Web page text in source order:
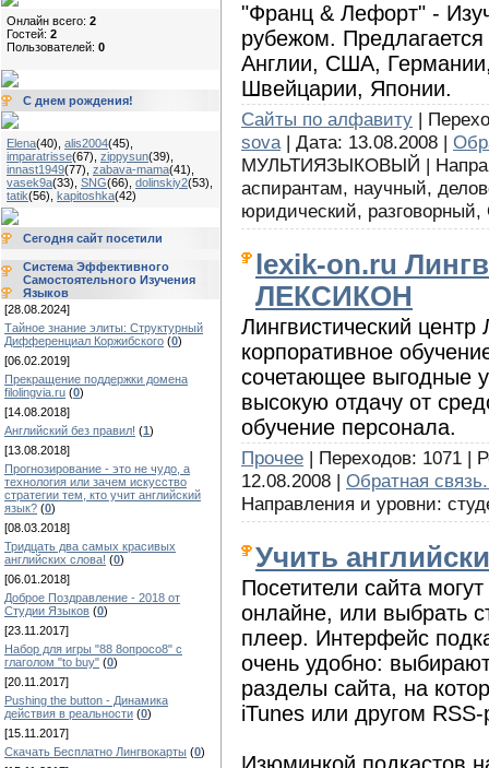
Онлайн всего: 2
Гостей: 2
Пользователей: 0
С днем рождения!
Elena(40) alis2004(45)
imparatrisse(67) zippysun(39)
innast1949(77) zabava-mama(41)
vasek9a(33) SNG(66) dolinskiy2(53)
tatik(56) kapitoshka(42)
Сегодня сайт посетили
Система Эффективного
Самостоятельного Изучения
Языков
[28.08.2024]
Тайное знание элиты: Структурный
Дифференциал Коржибского (0)
[06.02.2019]
Прекращение поддержки домена
filolingvia.ru (0)
[14.08.2018]
Английский без правил! (1)
[13.08.2018]
Прогнозирование - это не чудо, а
технология или зачем искусство
стратегии тем, кто учит английский
язык? (0)
[08.03.2018]
Тридцать два самых красивых
английских слова! (0)
[06.01.2018]
Доброе Поздравление - 2018 от
Студии Языков (0)
[23.11.2017]
Набор для игры "88 8опросо8" с
глаголом "to buy" (0)
[20.11.2017]
Pushing the button - Динамика
действия в реальности (0)
[15.11.2017]
Скачать Бесплатно Лингвокарты (0)
"Франц & Лефорт" -
рубежом.
Англии, США,
Швейцарии, Японии.
Сайты по алфавиту |
sova| Дата: 13.08.2008 |
МУЛЬТИЯЗЫКОВЫЙ |
аспирантам, научный,
юридический,
lexik-on.ru
ЛЕКСИКОН
Лингвистический
корпоративное
сочетающее выгодные
высокую отдачу от
обучение персонала.
Прочее | Переходов: 1071 |
12.08.2008 | Обратная
Направления и уровни:
Учить
Посетители сайта
онлайне, или выбрать
плеер. Интерфейс
очень удобно:
разделы сайта, на
iTunes или другом